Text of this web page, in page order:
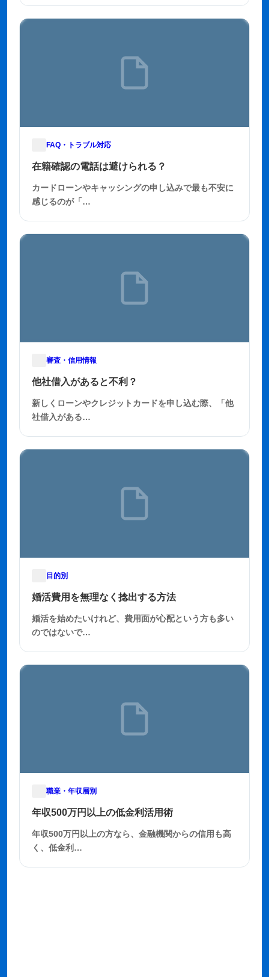
FAQ・トラブル対応
在籍確認の電話は避けられる？
カードローンやキャッシングの申し込みで最も不安に
感じるのが「…
審査・信用情報
他社借入があると不利？
新しくローンやクレジットカードを申し込む際、「他
社借入がある…
目的別
婚活費用を無理なく捻出する方法
婚活を始めたいけれど、費用面が心配という方も多い
のではないで…
職業・年収層別
年収500万円以上の低金利活用術
年収500万円以上の方なら、金融機関からの信用も高
く、低金利…